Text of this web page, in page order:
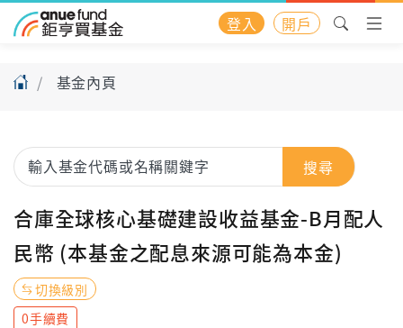
登入 開戶
基金內頁
搜尋
合庫全球核心基礎建設收益基金-B月配人
民幣 (本基金之配息來源可能為本金)
切換級別
0手續費